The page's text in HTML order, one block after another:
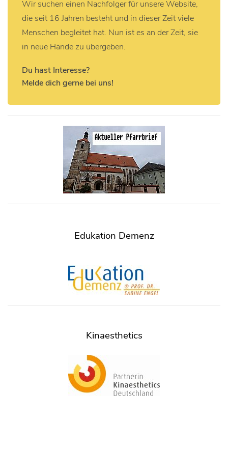
Wir suchen einen Nachfolger für unsere Website,
die seit 16 Jahren besteht und in dieser Zeit viele
Menschen begleitet hat. Nun ist es an der Zeit, sie
in neue Hände zu übergeben.
Du hast Interesse?
Melde dich gerne bei uns!
Edukation Demenz
Kinaesthetics